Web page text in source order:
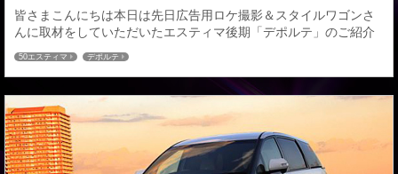
皆さまこんにちは本日は先日広告用ロケ撮影＆スタイルワゴンさ
んに取材をしていただいたエスティマ後期「デポルテ」のご紹介
をさせていただきます。朝焼けの綺麗な時間を狙っていつものよ
うに早朝からロケ撮影開始。夏と違って凍える寒さですが空気が
澄んでいてこの時期は綺麗な朝焼けが撮れます！でもベストな時
間はほんの一瞬なんですよね・・・午後からはスタイルワゴンさ
んの取材をしていただきました。時間たっぷり撮影してい...
50エスティマ デポルテ